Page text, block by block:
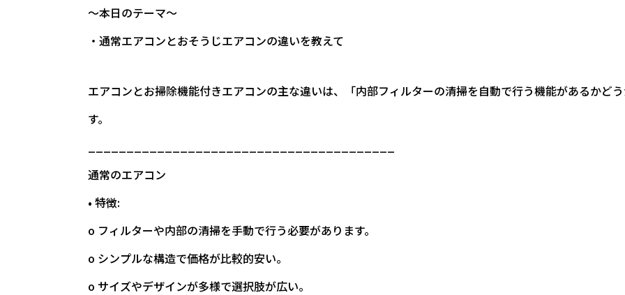
～本日のテーマ～
・通常エアコンとおそうじエアコンの違いを教えて
エアコンとお掃除機能付きエアコンの主な違いは、「内部フィルターの清掃を自動で行う機能があるかど
す。
通常のエアコン
• 特徴:
o フィルターや内部の清掃を手動で行う必要があります。
o シンプルな構造で価格が比較的安い。
o サイズやデザインが多様で選択肢が広い。